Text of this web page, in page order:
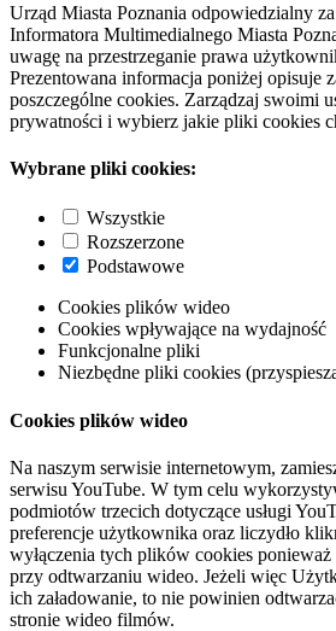
Urząd Miasta Poznania odpowiedzialny
Informatora Multimedialnego Miasta
uwagę na przestrzeganie prawa
Prezentowana informacja poniżej opisuje
poszczególne cookies. Zarządzaj swoimi
prywatności i wybierz jakie pliki cookies
Wybrane pliki cookies:
Wszystkie
Rozszerzone
Podstawowe
Cookies plików wideo
Cookies wpływające na wydajność
Funkcjonalne pliki
Niezbędne pliki cookies
Cookies plików wideo
Na naszym serwisie internetowym,
serwisu YouTube. W tym celu
podmiotów trzecich dotyczące usługi
preferencje użytkownika oraz liczydło
wyłączenia tych plików cookies ponieważ
przy odtwarzaniu wideo. Jeżeli więc
ich załadowanie, to nie powinien
stronie wideo filmów.